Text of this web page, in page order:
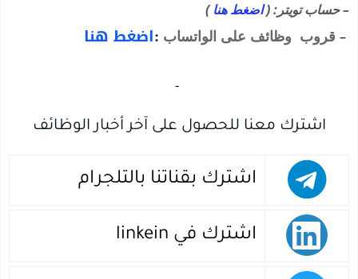
– حساب تويتر: (اضغط هنا)
– قروب وظائف على الواتساب :اضغط هنا
-‏
اشترك معنا للحصول على آخر أخبار الوظائف
اشترك بقناتنا بالتلجرام
اشترك في linkein